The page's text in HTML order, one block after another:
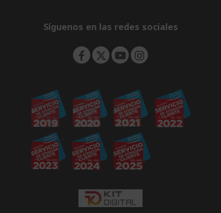
e
Síguenos en las redes sociales